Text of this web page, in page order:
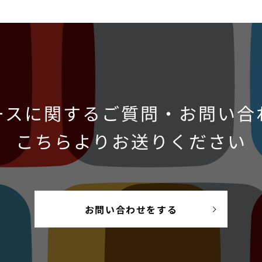
に関するご質問・お問い
こちらよりお送りください
お問い合わせをする